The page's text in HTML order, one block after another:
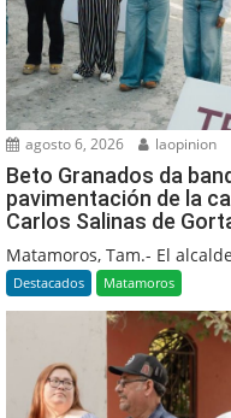
agosto 6, 2026 laopinion
Beto Granados da
pavimentación de la
Carlos Salinas de
Matamoros, Tam.- El
Destacados Matamoros